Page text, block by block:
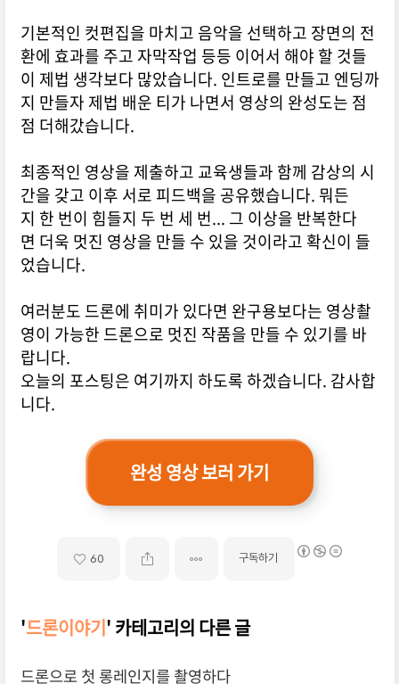
기본적인 컷편집을 마치고 음악을 선택하고 장면의 전
환에 효과를 주고 자막작업 등등 이어서 해야 할 것들
이 제법 생각보다 많았습니다. 인트로를 만들고 엔딩까
지 만들자 제법 배운 티가 나면서 영상의 완성도는 점
점 더해갔습니다.
최종적인 영상을 제출하고 교육생들과 함께 감상의 시
간을 갖고 이후 서로 피드백을 공유했습니다. 뭐든
지 한 번이 힘들지 두 번 세 번... 그 이상을 반복한다
면 더욱 멋진 영상을 만들 수 있을 것이라고 확신이 들
었습니다.
여러분도 드론에 취미가 있다면 완구용보다는 영상촬
영이 가능한 드론으로 멋진 작품을 만들 수 있기를 바
랍니다.
오늘의 포스팅은 여기까지 하도록 하겠습니다. 감사합
니다.
완성 영상 보러 가기
60 구독하기
'드론이야기' 카테고리의 다른 글
드론으로 첫 롱레인지를 촬영하다